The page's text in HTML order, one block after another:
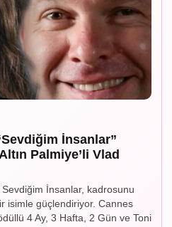
İnsanlar”
Palmiye’li Vlad
İnsanlar, kadrosunu
isimle güçlendiriyor. Cannes
4 Ay, 3 Hafta, 2 Gün ve Toni